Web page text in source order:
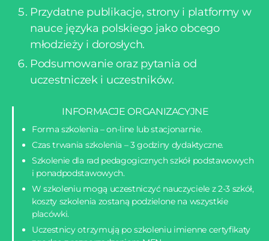
Przydatne publikacje, strony i platformy w
nauce języka polskiego jako obcego
młodzieży i dorosłych.
Podsumowanie oraz pytania od
uczestniczek i uczestników.
INFORMACJE ORGANIZACYJNE
Forma szkolenia – on-line lub stacjonarnie.
Czas trwania szkolenia – 3 godziny dydaktyczne.
Szkolenie dla rad pedagogicznych szkół podstawowych
i ponadpodstawowych.
W szkoleniu mogą uczestniczyć nauczyciele z 2-3 szkół,
koszty szkolenia zostaną podzielone na wszystkie
placówki.
Uczestnicy otrzymują po szkoleniu imienne certyfikaty